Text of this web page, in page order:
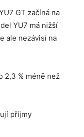
GT začíná na
YU7 má nižší
ale nezávisí na
2,3 % méně než
příjmy